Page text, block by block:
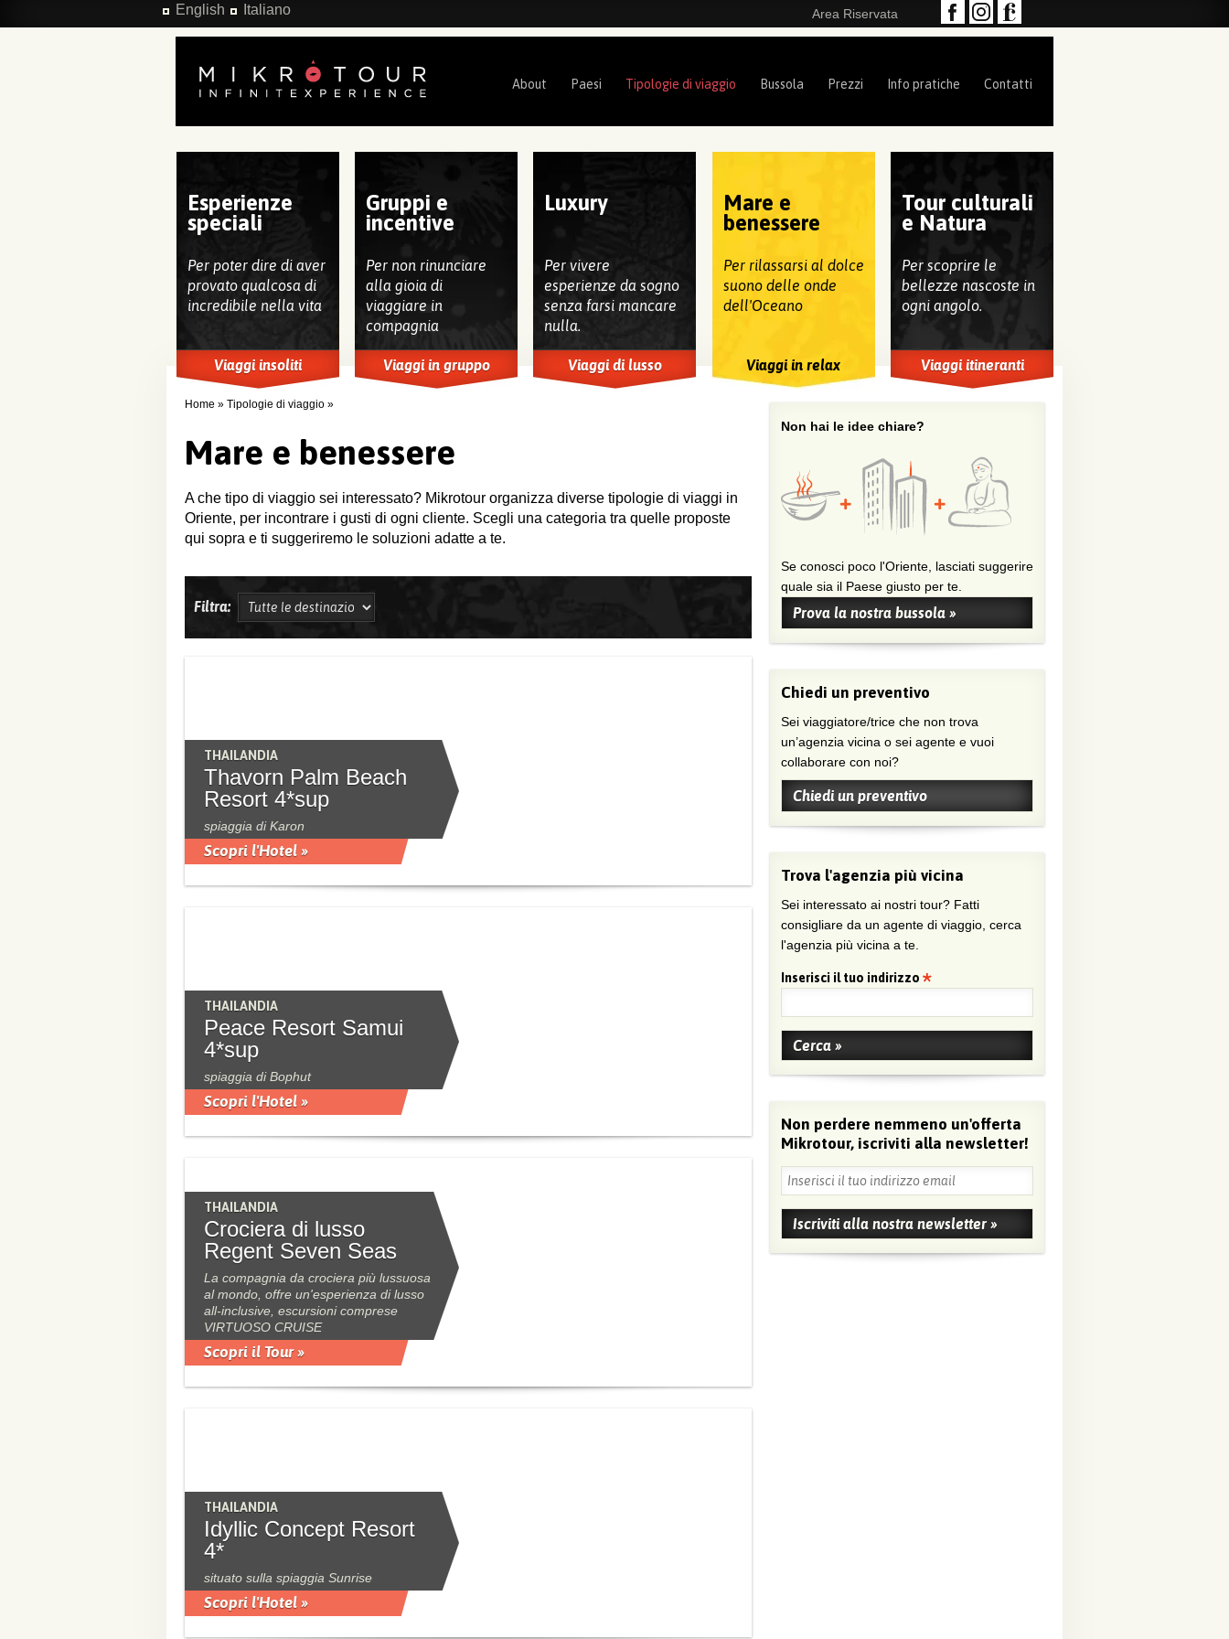
Salta al contenuto principale Area Riservata
English Italiano
About Paesi Tipologie di viaggio Bussola Prezzi Info pratiche Contatti
Home » Tipologie di viaggio »
Esperienze
speciali
Per poter dire di aver
provato qualcosa di
incredibile nella vita
Viaggi insoliti
Gruppi e
incentive
Per non rinunciare
alla gioia di
viaggiare in
compagnia
Viaggi in gruppo
Luxury
Per vivere
esperienze da sogno
senza farsi mancare
nulla.
Viaggi di lusso
Mare e
benessere
Per rilassarsi al dolce
suono delle onde
dell'Oceano
Viaggi in relax
Tour culturali
e Natura
Per scoprire le
bellezze nascoste in
ogni angolo.
Viaggi itineranti
Mare e benessere
A che tipo di viaggio sei interessato? Mikrotour organizza diverse tipologie di viaggi in
Oriente, per incontrare i gusti di ogni cliente. Scegli una categoria tra quelle proposte
qui sopra e ti suggeriremo le soluzioni adatte a te.
Filtra:
THAILANDIA
Thavorn Palm Beach
Resort 4*sup
spiaggia di Karon
Scopri l'Hotel »
THAILANDIA
Peace Resort Samui
4*sup
spiaggia di Bophut
Scopri l'Hotel »
THAILANDIA
Crociera di lusso
Regent Seven Seas
La compagnia da crociera più lussuosa
al mondo, offre un'esperienza di lusso
all-inclusive, escursioni comprese
VIRTUOSO CRUISE
Scopri il Tour »
THAILANDIA
Idyllic Concept Resort
4*
situato sulla spiaggia Sunrise
Scopri l'Hotel »
Non hai le idee chiare?
Se conosci poco l'Oriente, lasciati suggerire
quale sia il Paese giusto per te.
Prova la nostra bussola »
Chiedi un preventivo
Sei viaggiatore/trice che non trova
un’agenzia vicina o sei agente e vuoi
collaborare con noi?
Chiedi un preventivo
Trova l'agenzia più vicina
Sei interessato ai nostri tour? Fatti
consigliare da un agente di viaggio, cerca
l'agenzia più vicina a te.
Inserisci il tuo indirizzo
Non perdere nemmeno un'offerta
Mikrotour, iscriviti alla newsletter!